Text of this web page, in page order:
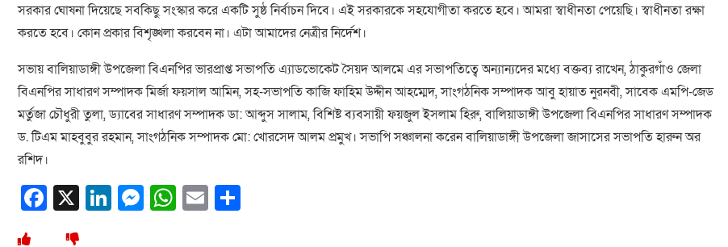
সরকার ঘোষনা দিয়েছে সবকিছু সংস্কার করে একটি সুষ্ঠ নির্বাচন দিবে। এই সরকারকে সহযোগীতা করতে হবে। আমরা স্বাধীনতা পেয়েছি। স্বাধীনতা রক্ষা
করতে হবে। কোন প্রকার বিশৃঙ্খলা করবেন না। এটা আমাদের নেত্রীর নির্দেশ।
সভায় বালিয়াডাঙ্গী উপজেলা বিএনপির ভারপ্রাপ্ত সভাপতি এ্যাডভোকেট সৈয়দ আলমে এর সভাপতিত্বে অন্যান্যদের মধ্যে বক্তব্য রাখেন, ঠাকুরগাঁও জেলা
বিএনপির সাধারণ সম্পাদক মির্জা ফয়সাল আমিন, সহ-সভাপতি কাজি ফাহিম উদ্দীন আহম্মেদ, সাংগঠনিক সম্পাদক আবু হায়াত নুরনবী, সাবেক এমপি-জেড
মর্তুজা চৌধুরী তুলা, ড্যাবের সাধারণ সম্পাদক ডা: আব্দুস সালাম, বিশিষ্ট ব্যবসায়ী ফয়জুল ইসলাম হিরু, বালিয়াডাঙ্গী উপজেলা বিএনপির সাধারণ সম্পাদক
ড. টিএম মাহবুবুর রহমান, সাংগঠনিক সম্পাদক মো: খোরসেদ আলম প্রমুখ। সভাপি সঞ্চালনা করেন বালিয়াডাঙ্গী উপজেলা জাসাসের সভাপতি হারুন অর
রশিদ।
Facebook
X LinkedIn
Messenger
WhatsApp
Email